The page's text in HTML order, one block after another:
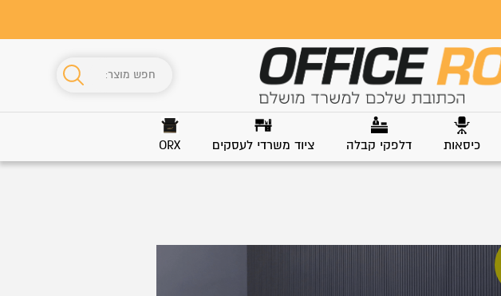
כיסאות דלפקי קבלה ציוד משרדי לעסקים ORX